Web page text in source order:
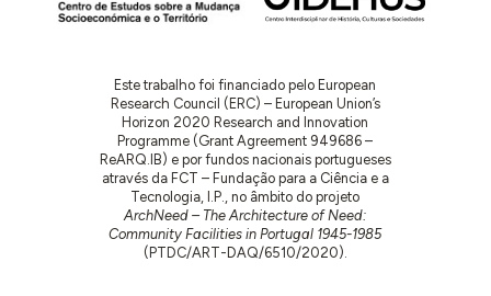
Este trabalho foi financiado pelo European
Research Council (ERC) – European Union’s
Horizon 2020 Research and Innovation
Programme (Grant Agreement 949686 –
ReARQ.IB) e por fundos nacionais portugueses
através da FCT – Fundação para a Ciência e a
Tecnologia, I.P., no âmbito do projeto
ArchNeed – The Architecture of Need:
Community Facilities in Portugal 1945-1985
(PTDC/ART-DAQ/6510/2020).